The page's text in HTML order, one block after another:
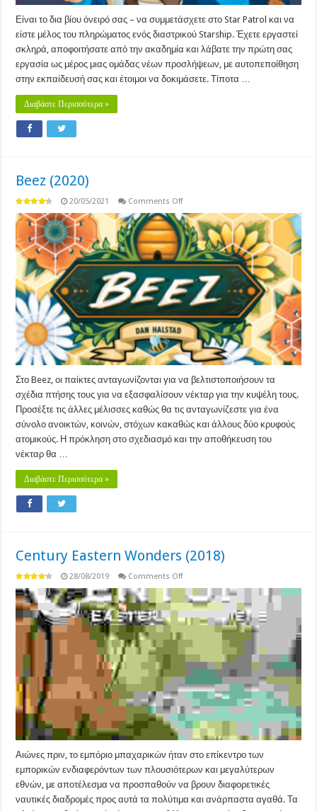
Είναι το δια βίου όνειρό σας – να συμμετάσχετε στο Star Patrol και να
είστε μέλος του πληρώματος ενός διαστρικού Starship. Έχετε εργαστεί
σκληρά, αποφοιτήσατε από την ακαδημία και λάβατε την πρώτη σας
εργασία ως μέρος μιας ομάδας νέων προσλήψεων, με αυτοπεποίθηση
στην εκπαίδευσή σας και έτοιμοι να δοκιμάσετε. Τίποτα …
Διαβάστε Περισσότερα »
Beez (2020)
20/05/2021 Comments Offon
(2020)
Στο Beez, οι παίκτες ανταγωνίζονται για να βελτιστοποιήσουν τα
σχέδια πτήσης τους για να εξασφαλίσουν νέκταρ για την κυψέλη τους.
Προσέξτε τις άλλες μέλισσες καθώς θα τις ανταγωνίζεστε για ένα
σύνολο ανοικτών, κοινών, στόχων κακαθώς και άλλους δύο κρυφούς
ατομικούς. Η πρόκληση στο σχεδιασμό και την αποθήκευση του
νέκταρ θα …
Διαβάστε Περισσότερα »
Century Eastern Wonders (2018)
28/08/2019 Comments Offon
Eastern
Wonders
(2018)
Αιώνες πριν, το εμπόριο μπαχαρικών ήταν στο επίκεντρο των
εμπορικών ενδιαφερόντων των πλουσιότερων και μεγαλύτερων
εθνών, με αποτέλεσμα να προσπαθούν να βρουν διαφορετικές
ναυτικές διαδρομές προς αυτά τα πολύτιμα και ανάρπαστα αγαθά. Τα